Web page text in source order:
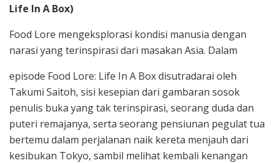
Life In A Box)
Food Lore mengeksplorasi kondisi manusia dengan
narasi yang terinspirasi dari masakan Asia. Dalam
episode Food Lore: Life In A Box disutradarai oleh
Takumi Saitoh, sisi kesepian dari gambaran sosok
penulis buka yang tak terinspirasi, seorang duda dan
puteri remajanya, serta seorang pensiunan pegulat tua
bertemu dalam perjalanan naik kereta menjauh dari
kesibukan Tokyo, sambil melihat kembali kenangan